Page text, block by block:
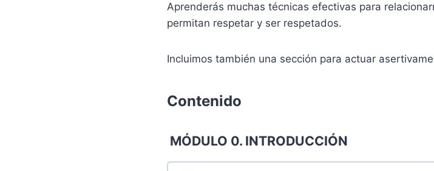
Aprenderás muchas técnicas efectivas para
permitan respetar y ser respetados.
Incluimos también una sección para actuar
Contenido
MÓDULO 0. INTRODUCCIÓN